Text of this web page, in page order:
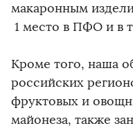
макаронным
1 место в ПФО и в
Кроме того, наша
российских
фруктовых и
майонеза, также